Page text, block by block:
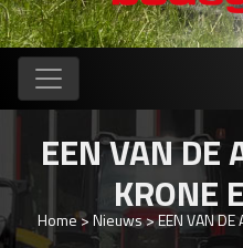
EEN VAN DE
KRONE
Home>Nieuws>EEN VAN DE